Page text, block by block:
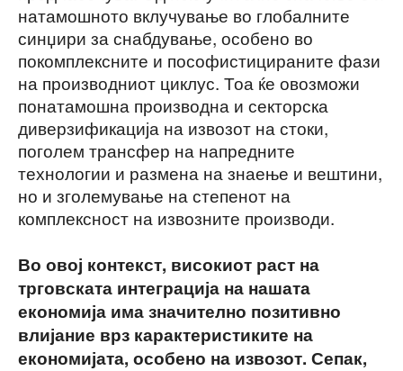
натамошното вклучување во глобалните
синџири за снабдување, особено во
покомплексните и пософистицираните фази
на производниот циклус. Тоа ќе овозможи
понатамошна производна и секторска
диверзификација на извозот на стоки,
поголем трансфер на напредните
технологии и размена на знаење и вештини,
но и зголемување на степенот на
комплексност на извозните производи.
Во овој контекст, високиот раст на
трговската интеграција на нашата
економија има значително позитивно
влијание врз карактеристиките на
економијата, особено на извозот. Сепак,